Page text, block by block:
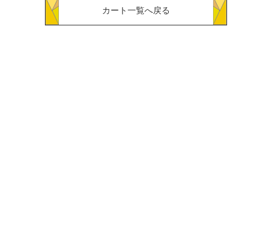
カート一覧へ戻る